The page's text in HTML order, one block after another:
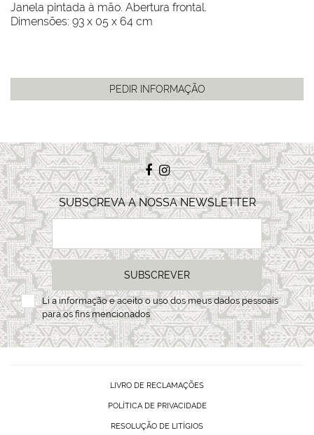
Janela pintada à mão. Abertura frontal.
Dimensões: 93 x 05 x 64 cm
SUBSCREVA A NOSSA NEWSLETTER
SUBSCREVER
Li ainformaçãoe aceito o uso dos meus dados pessoais
para os fins mencionados
LIVRO DE RECLAMAÇÕES
POLÍTICA DE PRIVACIDADE
RESOLUÇÃO DE LITÍGIOS